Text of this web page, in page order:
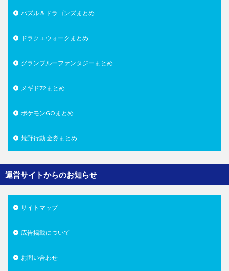
パズル＆ドラゴンズまとめ
ドラクエウォークまとめ
グランブルーファンタジーまとめ
メギド72まとめ
ポケモンGOまとめ
荒野行動 金券まとめ
運営サイトからのお知らせ
サイトマップ
広告掲載について
お問い合わせ